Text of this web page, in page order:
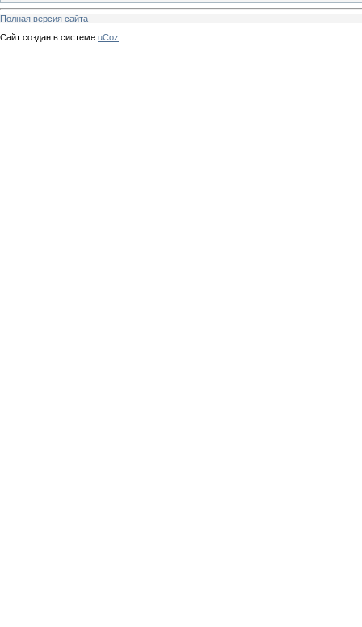
Полная версия сайта
Сайт создан в системе uCoz